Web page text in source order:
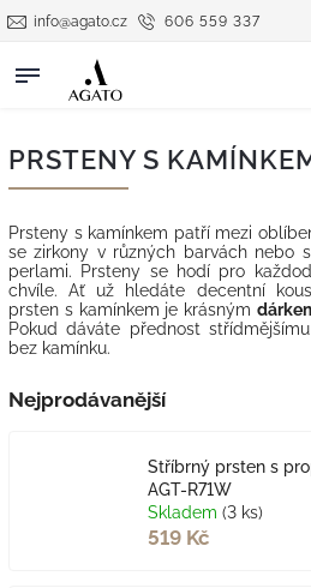
606 559 337
info@agato.cz
PRSTENY S
Prsteny s kamínkem patří mezi
se zirkony v různých barvách nebo
perlami. Prsteny se hodí pro
chvíle. Ať už hledáte decentní
prsten s kamínkem je krásným
Pokud dáváte přednost
bez kamínku.
Nejprodávanější
Stříbrný prsten s
AGT-R71W
Skladem (3 ks)
519 Kč